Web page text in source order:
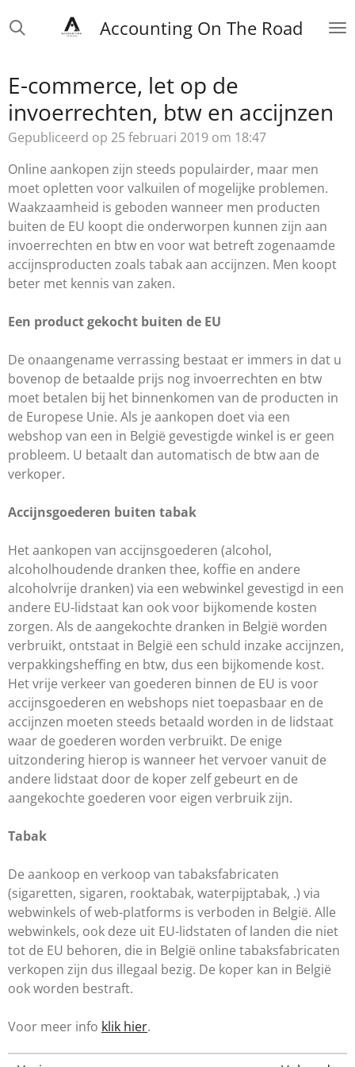
Ga
direct
hoofdinhoud
Accounting On The Road
E-commerce, let op de
invoerrechten, btw en accijnzen
Gepubliceerd op 25 februari 2019 om 18:47
Online aankopen zijn steeds populairder, maar men
moet opletten voor valkuilen of mogelijke problemen.
Waakzaamheid is geboden wanneer men producten
buiten de EU koopt die onderworpen kunnen zijn aan
invoerrechten en btw en voor wat betreft zogenaamde
accijnsproducten zoals tabak aan accijnzen. Men koopt
beter met kennis van zaken.
Een product gekocht buiten de EU
De onaangename verrassing bestaat er immers in dat u
bovenop de betaalde prijs nog invoerrechten en btw
moet betalen bij het binnenkomen van de producten in
de Europese Unie. Als je aankopen doet via een
webshop van een in België gevestigde winkel is er geen
probleem. U betaalt dan automatisch de btw aan de
verkoper.
Accijnsgoederen buiten tabak
Het aankopen van accijnsgoederen (alcohol,
alcoholhoudende dranken thee, koffie en andere
alcoholvrije dranken) via een webwinkel gevestigd in een
andere EU-lidstaat kan ook voor bijkomende kosten
zorgen. Als de aangekochte dranken in België worden
verbruikt, ontstaat in België een schuld inzake accijnzen,
verpakkingsheffing en btw, dus een bijkomende kost.
Het vrije verkeer van goederen binnen de EU is voor
accijnsgoederen en webshops niet toepasbaar en de
accijnzen moeten steeds betaald worden in de lidstaat
waar de goederen worden verbruikt. De enige
uitzondering hierop is wanneer het vervoer vanuit de
andere lidstaat door de koper zelf gebeurt en de
aangekochte goederen voor eigen verbruik zijn.
Tabak
De aankoop en verkoop van tabaksfabricaten
(sigaretten, sigaren, rooktabak, waterpijptabak, .) via
webwinkels of web-platforms is verboden in België. Alle
webwinkels, ook deze uit EU-lidstaten of landen die niet
tot de EU behoren, die in België online tabaksfabricaten
verkopen zijn dus illegaal bezig. De koper kan in België
ook worden bestraft.
Voor meer info klik hier.